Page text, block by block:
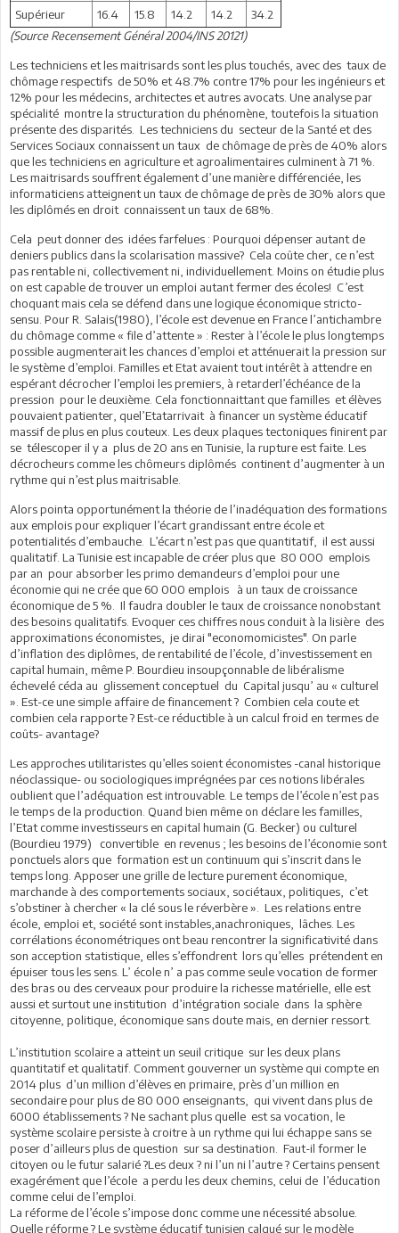
Supérieur
16.4 15.8 14.2 14.2
34.2
(Source Recensement Général 2004/INS 20121)
Les techniciens et les maitrisards sont les plus touchés, avec des taux de
chômage respectifs de 50% et 48.7% contre 17% pour les ingénieurs et
12% pour les médecins, architectes et autres avocats. Une analyse par
spécialité montre la structuration du phénomène, toutefois la situation
présente des disparités. Les techniciens du secteur de la Santé et des
Services Sociaux connaissent un taux de chômage de près de 40% alors
que les techniciens en agriculture et agroalimentaires culminent à 71 %.
Les maitrisards souffrent également d’une manière différenciée, les
informaticiens atteignent un taux de chômage de près de 30% alors que
les diplômés en droit connaissent un taux de 68%.
Cela peut donner des idées farfelues : Pourquoi dépenser autant de
deniers publics dans la scolarisation massive? Cela coûte cher, ce n’est
pas rentable ni, collectivement ni, individuellement. Moins on étudie plus
on est capable de trouver un emploi autant fermer des écoles! C’est
choquant mais cela se défend dans une logique économique stricto-
sensu. Pour R. Salais(1980), l’école est devenue en France l’antichambre
du chômage comme « file d’attente » : Rester à l’école le plus longtemps
possible augmenterait les chances d’emploi et atténuerait la pression sur
le système d’emploi. Familles et Etat avaient tout intérêt à attendre en
espérant décrocher l’emploi les premiers, à retarderl’échéance de la
pression pour le deuxième. Cela fonctionnaittant que familles et élèves
pouvaient patienter, quel’Etatarrivait à financer un système éducatif
massif de plus en plus couteux. Les deux plaques tectoniques finirent par
se télescoper il y a plus de 20 ans en Tunisie, la rupture est faite. Les
décrocheurs comme les chômeurs diplômés continent d’augmenter à un
rythme qui n’est plus maitrisable.
Alors pointa opportunément la théorie de l’inadéquation des formations
aux emplois pour expliquer l’écart grandissant entre école et
potentialités d’embauche. L’écart n’est pas que quantitatif, il est aussi
qualitatif. La Tunisie est incapable de créer plus que 80 000 emplois
par an pour absorber les primo demandeurs d’emploi pour une
économie qui ne crée que 60 000 emplois à un taux de croissance
économique de 5 %. Il faudra doubler le taux de croissance nonobstant
des besoins qualitatifs. Evoquer ces chiffres nous conduit à la lisière des
approximations économistes, je dirai "economomicistes". On parle
d’inflation des diplômes, de rentabilité de l’école, d’investissement en
capital humain, même P. Bourdieu insoupçonnable de libéralisme
échevelé céda au glissement conceptuel du Capital jusqu’ au « culturel
». Est-ce une simple affaire de financement ? Combien cela coute et
combien cela rapporte ? Est-ce réductible à un calcul froid en termes de
coûts- avantage?
Les approches utilitaristes qu’elles soient économistes -canal historique
néoclassique- ou sociologiques imprégnées par ces notions libérales
oublient que l’adéquation est introuvable. Le temps de l’école n’est pas
le temps de la production. Quand bien même on déclare les familles,
l’Etat comme investisseurs en capital humain (G. Becker) ou culturel
(Bourdieu 1979) convertible en revenus ; les besoins de l’économie sont
ponctuels alors que formation est un continuum qui s’inscrit dans le
temps long. Apposer une grille de lecture purement économique,
marchande à des comportements sociaux, sociétaux, politiques, c’et
s’obstiner à chercher « la clé sous le réverbère ». Les relations entre
école, emploi et, société sont instables,anachroniques, lâches. Les
corrélations économétriques ont beau rencontrer la significativité dans
son acception statistique, elles s’effondrent lors qu’elles prétendent en
épuiser tous les sens. L’ école n’ a pas comme seule vocation de former
des bras ou des cerveaux pour produire la richesse matérielle, elle est
aussi et surtout une institution d’intégration sociale dans la sphère
citoyenne, politique, économique sans doute mais, en dernier ressort.
L’institution scolaire a atteint un seuil critique sur les deux plans
quantitatif et qualitatif. Comment gouverner un système qui compte en
2014 plus d’un million d’élèves en primaire, près d’un million en
secondaire pour plus de 80 000 enseignants, qui vivent dans plus de
6000 établissements ? Ne sachant plus quelle est sa vocation, le
système scolaire persiste à croitre à un rythme qui lui échappe sans se
poser d’ailleurs plus de question sur sa destination. Faut-il former le
citoyen ou le futur salarié ?Les deux ? ni l’un ni l’autre ? Certains pensent
exagérément que l’école a perdu les deux chemins, celui de l’éducation
comme celui de l’emploi.
La réforme de l’école s’impose donc comme une nécessité absolue.
Quelle réforme ? Le système éducatif tunisien calqué sur le modèle